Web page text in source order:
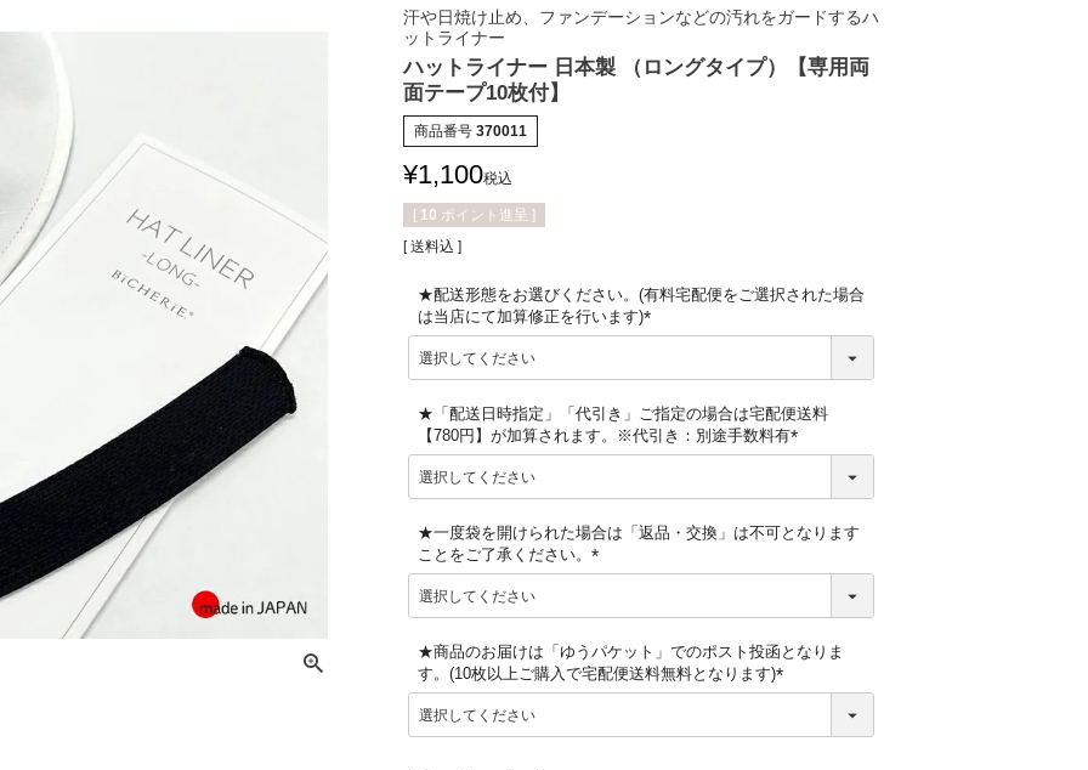
汗や日焼け止め、ファンデーションなどの汚れをガードするハ
ットライナー
ハットライナー 日本製 （ロングタイプ）【専用両
面テープ10枚付】
商品番号 370011
¥1,100税込
[ 10 ポイント進呈 ]
送料込
★配送形態をお選びください。(有料宅配便をご選択された場合
は当店にて加算修正を行います)
(
須
)
★「配送日時指定」「代引き」ご指定の場合は宅配便送料
【780円】が加算されます。※代引き：別途手数料有
(
須
)
★一度袋を開けられた場合は「返品・交換」は不可となります
ことをご了承ください。
(
須
)
★商品のお届けは「ゆうパケット」でのポスト投函となりま
す。(10枚以上ご購入で宅配便送料無料となります)
(
須